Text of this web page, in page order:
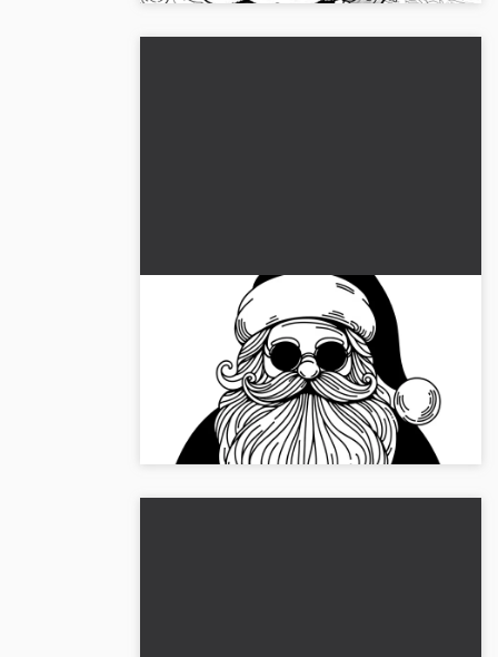
Siisti joulupukki aurinkolaseissa
värityskuvana
Tuo väriä jouluaikaan viileällä
aurinkolasipäisellä joulupukilla. 🎅 Lataa
ilmainen värityskuva!...